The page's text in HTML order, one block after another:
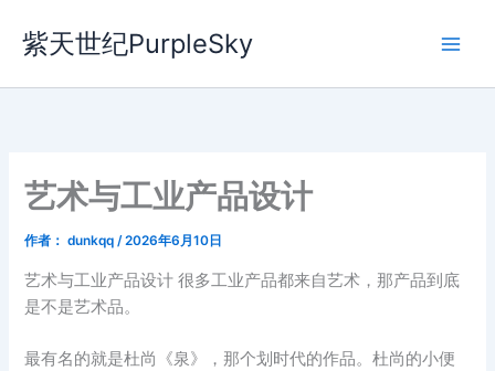
容
紫天世纪PurpleSky
艺术与工业产品设计
作者： dunkqq/2026年6月10日
艺术与工业产品设计 很多工业产品都来自艺术，那产品到底
是不是艺术品。
最有名的就是杜尚《泉》，那个划时代的作品。杜尚的小便